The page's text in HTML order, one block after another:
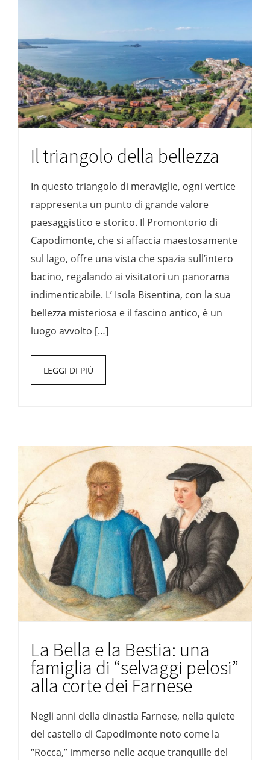
Il triangolo della bellezza
In questo triangolo di meraviglie, ogni vertice
rappresenta un punto di grande valore
paesaggistico e storico. Il Promontorio di
Capodimonte, che si affaccia maestosamente
sul lago, offre una vista che spazia sull’intero
bacino, regalando ai visitatori un panorama
indimenticabile. L’ Isola Bisentina, con la sua
bellezza misteriosa e il fascino antico, è un
luogo avvolto […]
LEGGI DI PIÙ
La Bella e la Bestia: una
famiglia di “selvaggi pelosi”
alla corte dei Farnese
Negli anni della dinastia Farnese, nella quiete
del castello di Capodimonte noto come la
“Rocca,” immerso nelle acque tranquille del